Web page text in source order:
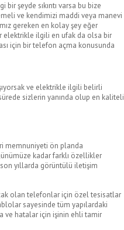
şeyde sıkıntı varsa bu bize
ve kendimizi maddi veya manevi
gereken en kolay şey eğer
elektrikle ilgili en ufak da olsa bir
için bir telefon açma konusunda
ve elektrikle ilgili belirli
sizlerin yanında olup en kaliteli
memnuniyeti ön planda
kadar farklı özellikler
yıllarda görüntülü iletişim
olan telefonlar için özel tesisatlar
sayesinde tüm yapılardaki
ve hatalar için işinin ehli tamir